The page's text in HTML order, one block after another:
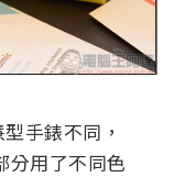
手錶不同，
分用了不同色